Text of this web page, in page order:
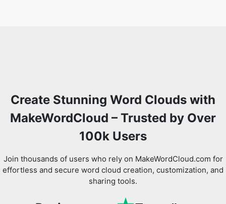
Create Stunning Word Clouds with
MakeWordCloud – Trusted by Over
100k Users
Join thousands of users who rely on MakeWordCloud.com for
effortless and secure word cloud creation, customization, and
sharing tools.